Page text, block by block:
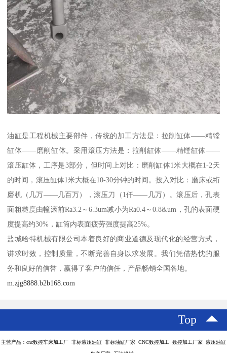
油缸是工程机械主要部件，传统的加工方法是：拉削缸体——精镗
缸体——磨削缸体。采用滚压方法是：拉削缸体——精镗缸体——
滚压缸体，工序是3部分，但时间上对比：磨削缸体1米大概在1-2天
的时间，滚压缸体1米大概在10-30分钟的时间。投入对比：磨床或绗
磨机（几万——几百万），滚压刀（1仟——几万）。滚压后，孔表
面粗糙度由幢滚前Ra3.2～6.3um减小为Ra0.4～0.8&um，孔的表面硬
度提高约30%，缸筒内表面疲劳强度提高25%。
盐城哈特机械有限公司本着良好的商业道德及现代化的经营方式，
讲求时效，控制质量，不断完善自身以求发展。我们凭借热忱的服
务和良好的信誉，赢得了客户的信任，产品畅销全国各地。
m.zjg8888.b2b168.com
Top
主营产品：cnc数控车床加工厂 非标液压油缸 非标油缸厂家 CNC数控加工 数控加工厂家 液压油缸